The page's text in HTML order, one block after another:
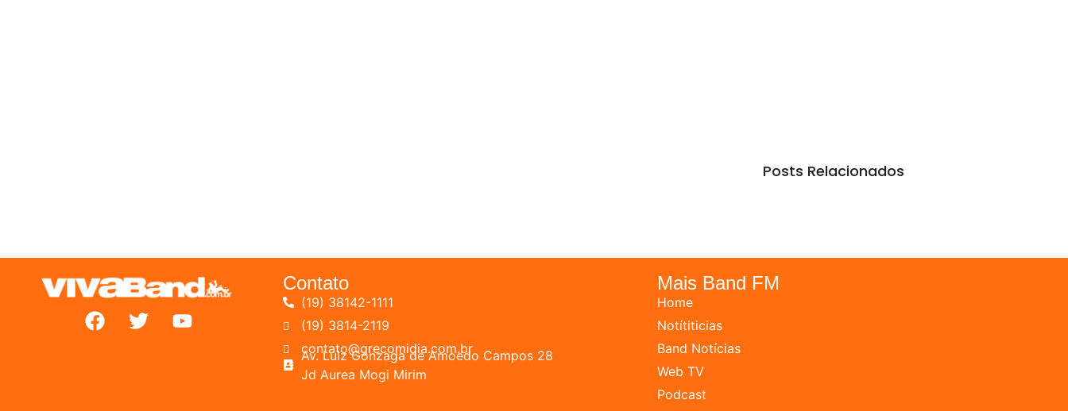
Posts Relacionados
Contato
(19) 38142-1111
(19) 3814-2119
contato@grecomidia.com.br
Av. Luiz Gonzaga de Amoedo Campos 28
Jd Aurea Mogi Mirim
Mais Band FM
Home
Notítiticias
Band Notícias
Web TV
Podcast